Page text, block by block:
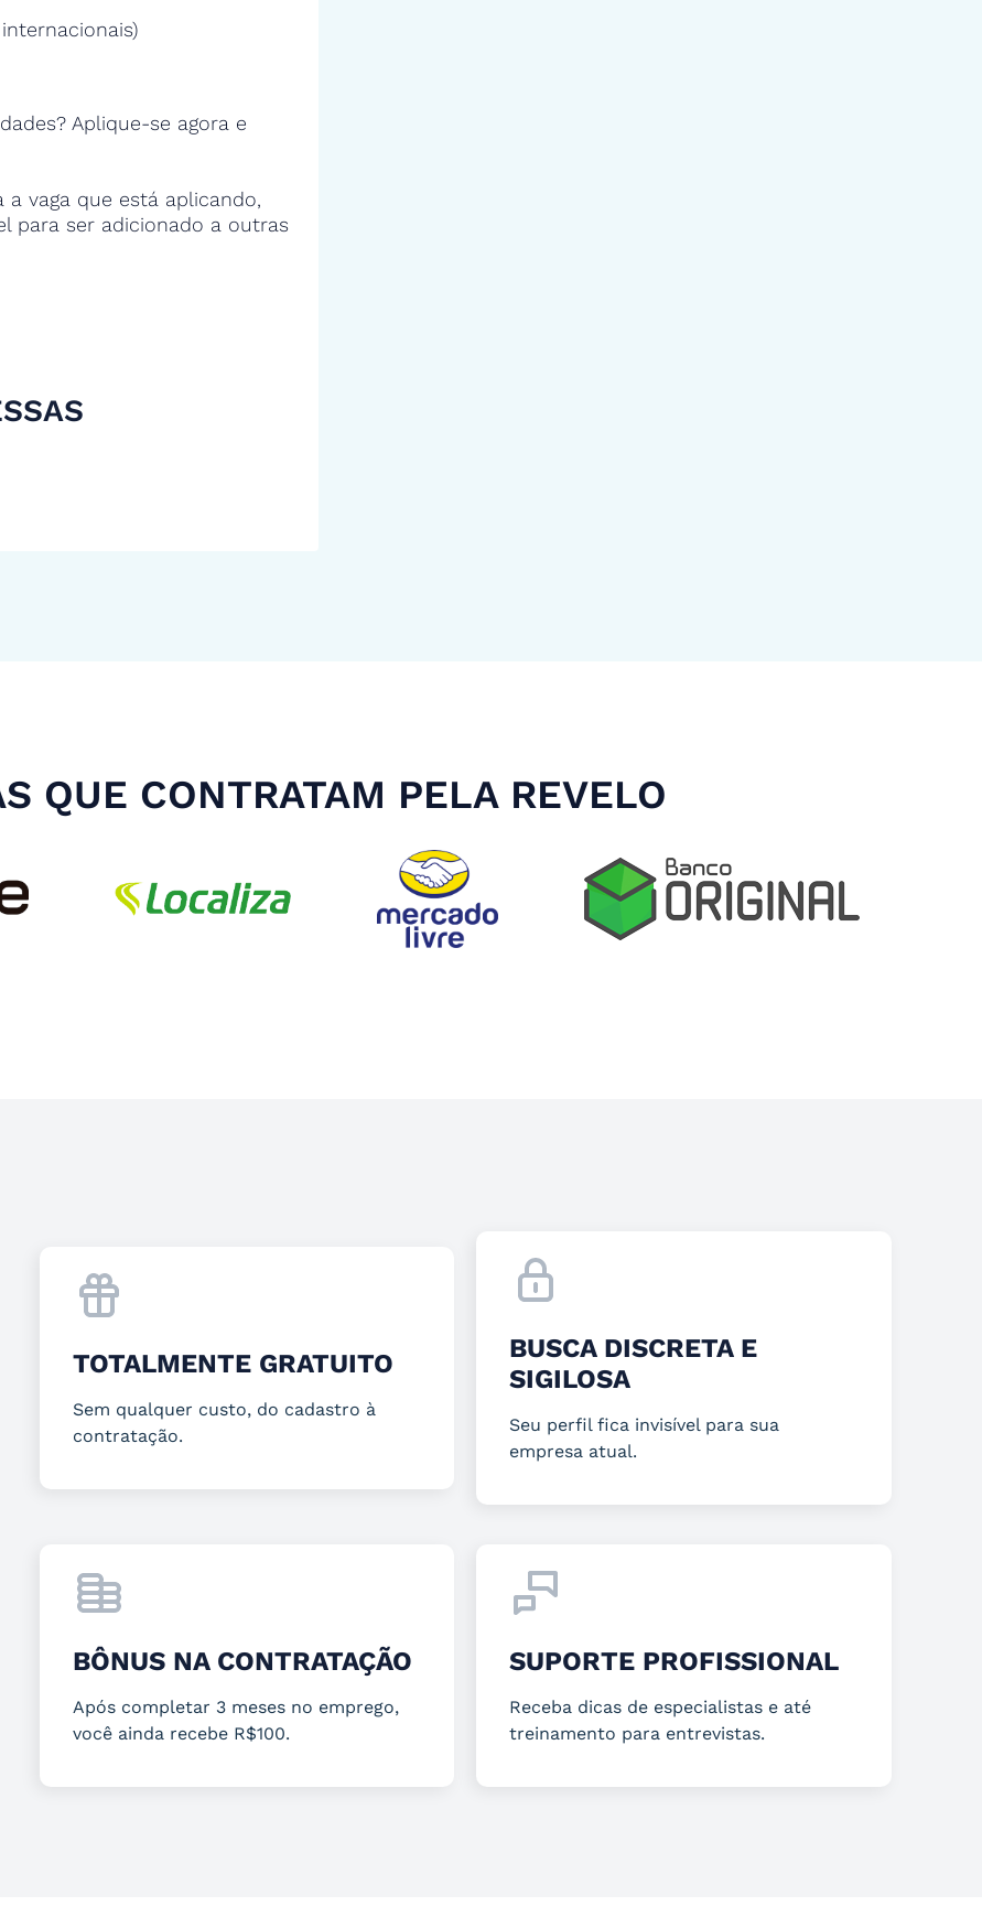
Aplique-se agora e
vaga que está aplicando,
para ser adicionado a outras
QUE CONTRATAM PELA REVELO
TOTALMENTE GRATUITO
Sem qualquer custo, do cadastro à
contratação.
BUSCA DISCRETA E
SIGILOSA
Seu perfil fica invisível para sua
empresa atual.
BÔNUS NA CONTRATAÇÃO
Após completar 3 meses no emprego,
você ainda recebe R$100.
SUPORTE PROFISSIONAL
Receba dicas de especialistas e até
treinamento para entrevistas.